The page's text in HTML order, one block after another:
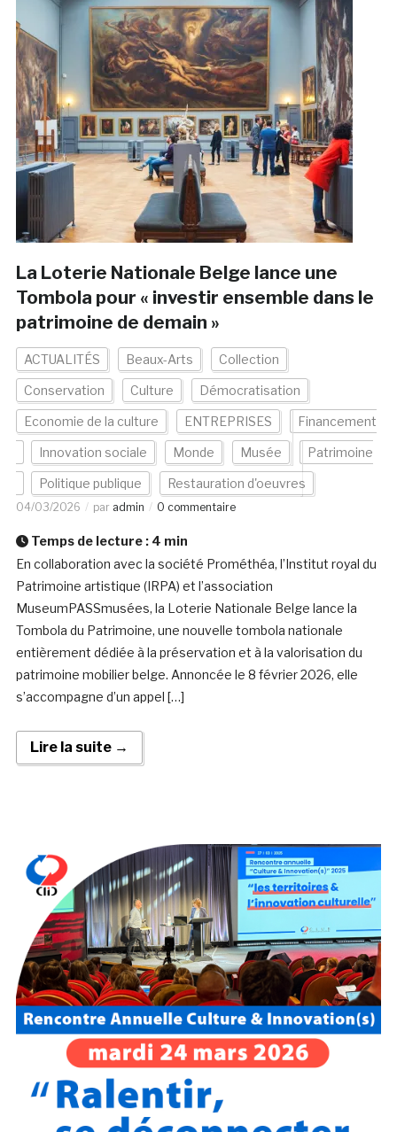
La Loterie Nationale Belge lance une
Tombola pour « investir ensemble dans le
patrimoine de demain »
ACTUALITÉS Beaux-Arts Collection
Conservation Culture Démocratisation
Economie de la culture ENTREPRISES Financement
Innovation sociale Monde Musée Patrimoine
Politique publique Restauration d'oeuvres
04/03/2026 par admin 0 commentaire
Temps de lecture : 4 min
En collaboration avec la société Prométhéa, l’Institut royal du
Patrimoine artistique (IRPA) et l’association
MuseumPASSmusées, la Loterie Nationale Belge lance la
Tombola du Patrimoine, une nouvelle tombola nationale
entièrement dédiée à la préservation et à la valorisation du
patrimoine mobilier belge. Annoncée le 8 février 2026, elle
s’accompagne d’un appel […]
Lire la suite →